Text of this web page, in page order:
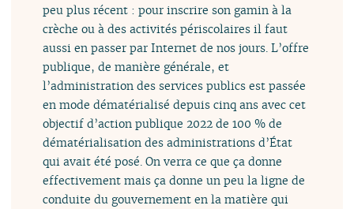
peu plus récent : pour inscrire son gamin à la
crèche ou à des activités périscolaires il faut
aussi en passer par Internet de nos jours. L’offre
publique, de manière générale, et
l’administration des services publics est passée
en mode dématérialisé depuis cinq ans avec cet
objectif d’action publique 2022 de 100 % de
dématérialisation des administrations d’État
qui avait été posé. On verra ce que ça donne
effectivement mais ça donne un peu la ligne de
conduite du gouvernement en la matière qui